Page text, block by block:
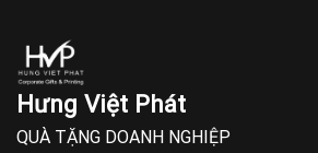
Hưng Việt Phát
QUÀ TẶNG DOANH NGHIỆP